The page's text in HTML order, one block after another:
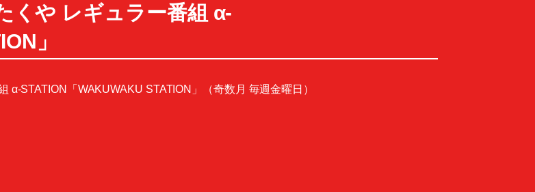
くや レギュラー番組 α-
」
STATION「WAKUWAKU STATION」（奇数月 毎週金曜日）